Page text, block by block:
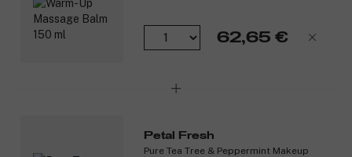
62,65 €
Petal Fresh
Pure Tea Tree & Peppermint Makeup